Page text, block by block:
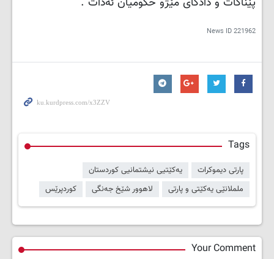
News ID221962
Tags
پارتی دیموکرات
یەکێتیی نیشتمانیی کوردستان
ململانێی یەکێتی و پارتی
لاهوور شێخ جەنگی کوردپرێس
Your Comment